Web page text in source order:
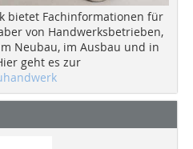
bietet Fachinformationen für
von Handwerksbetrieben,
Neubau, im Ausbau und in
geht es zur